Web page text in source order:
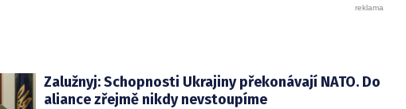
Zalužnyj: Schopnosti Ukrajiny překonávají NATO. Do
aliance zřejmě nikdy nevstoupíme